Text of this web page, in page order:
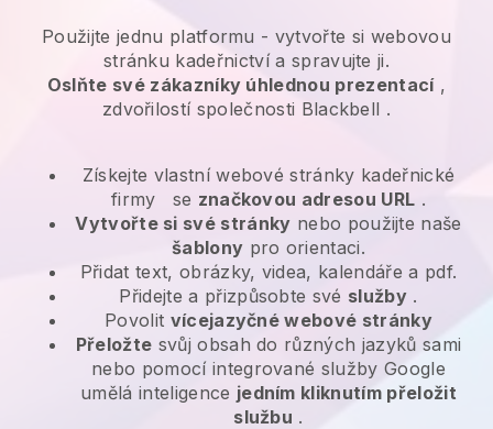
Použijte jednu platformu - vytvořte si webovou
stránku kadeřnictví a spravujte ji.
Oslňte své zákazníky úhlednou prezentací,
zdvořilostí společnosti Blackbell .
Získejte vlastní webové stránky kadeřnické
firmy
se značkovou adresou URL .
Vytvořte si své stránky nebo použijte naše
šablony pro orientaci.
Přidat text, obrázky, videa, kalendáře a pdf.
Přidejte a přizpůsobte své služby.
Povolit vícejazyčné webové stránky
Přeložte svůj obsah do různých jazyků sami
nebo pomocí integrované služby Google
umělá inteligence jedním kliknutím přeložit
službu .